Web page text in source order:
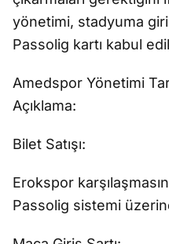
yönetimi, stadyuma
Passolig kartı kabul
Amedspor Yönetimi
Açıklama:
Bilet Satışı:
Erokspor
Passolig sistemi